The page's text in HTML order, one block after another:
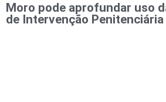
Moro pode aprofundar uso
de Intervenção Penitenciária